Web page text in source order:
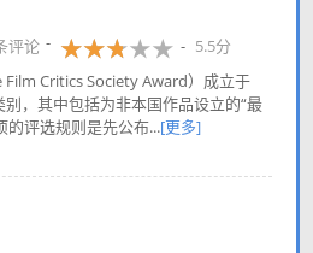
评论
5.5分
Critics Society Award）成立于
，其中包括为非本国作品设立的“最
的评选规则是先公布...[更多]